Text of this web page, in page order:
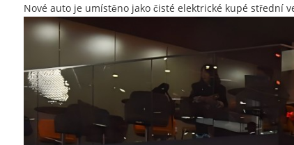
Nové auto je umístěno jako čisté elektrické kupé střední